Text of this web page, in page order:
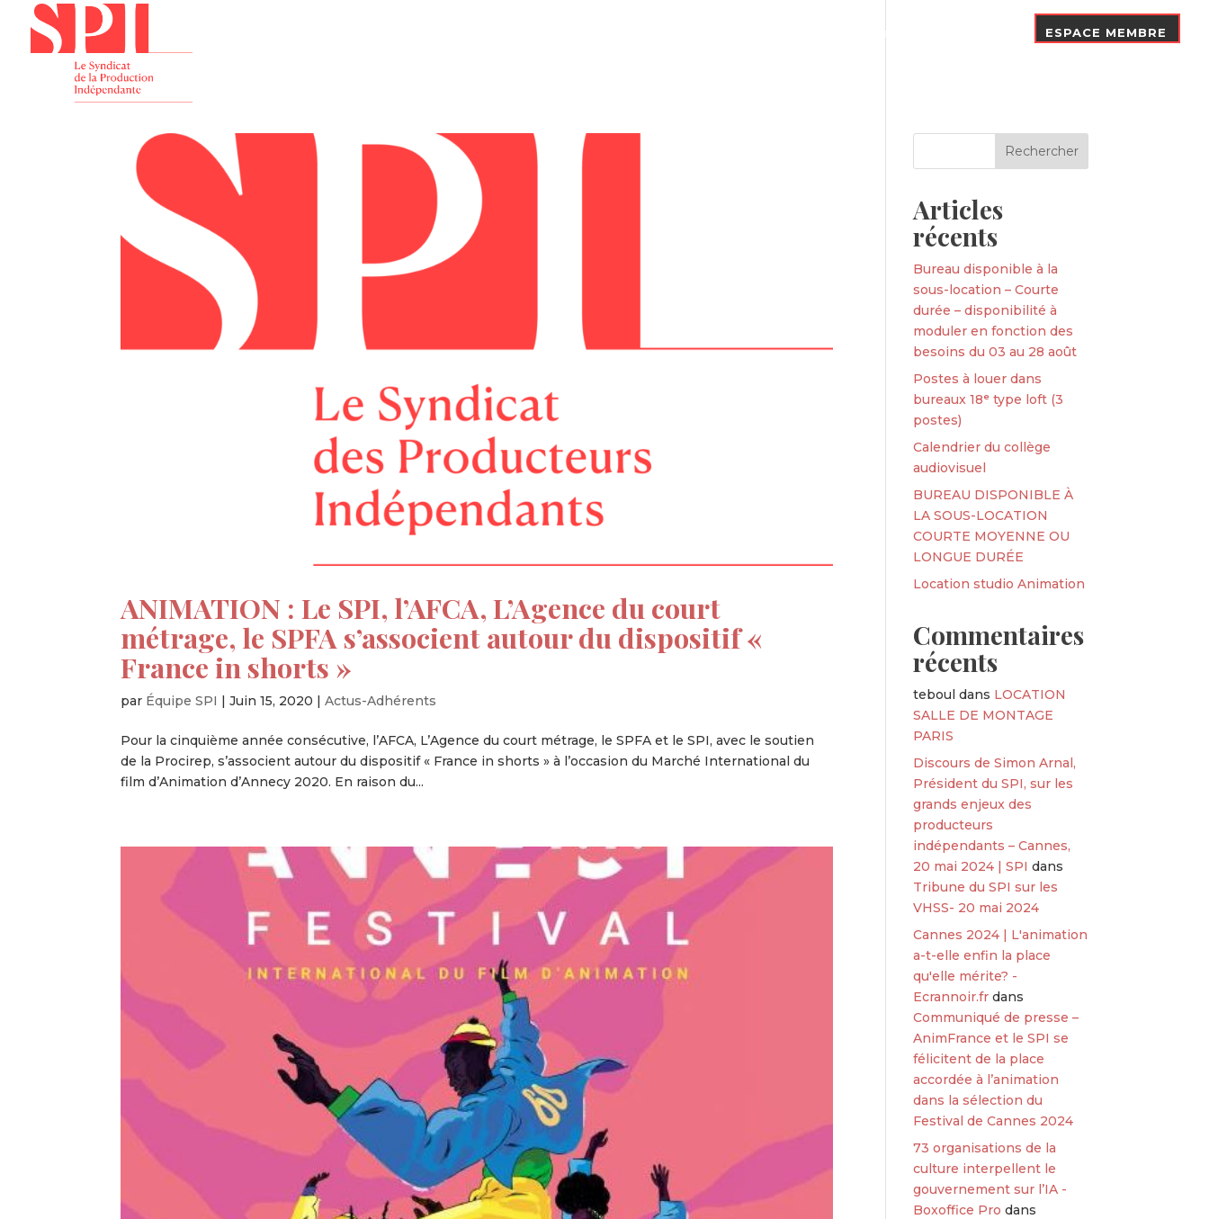
Nos Adhérents ESPACE MEMBRE
ANIMATION : Le SPI, l’AFCA, L’Agence du court
métrage, le SPFA s’associent autour du dispositif «
France in shorts »
par Équipe SPI |Juin 15, 2020 |Actus-Adhérents
Pour la cinquième année consécutive, l’AFCA, L’Agence du court métrage, le SPFA et le SPI, avec le soutien
de la Procirep, s’associent autour du dispositif « France in shorts » à l’occasion du Marché International du
film d’Animation d’Annecy 2020. En raison du...
Articles
récents
Bureau disponible à la
sous-location – Courte
durée – disponibilité à
moduler en fonction des
besoins du 03 au 28 août
Postes à louer dans
bureaux 18ᵉ type loft (3
postes)
Calendrier du collège
audiovisuel
BUREAU DISPONIBLE À
LA SOUS-LOCATION
COURTE MOYENNE OU
LONGUE DURÉE
Location studio Animation
Commentaires
récents
teboul dans LOCATION
SALLE DE MONTAGE
PARIS
Discours de Simon Arnal,
Président du SPI, sur les
grands enjeux des
producteurs
indépendants – Cannes,
20 mai 2024 | SPI dans
Tribune du SPI sur les
VHSS- 20 mai 2024
Cannes 2024 | L'animation
a-t-elle enfin la place
qu'elle mérite? -
Ecrannoir.fr dans
Communiqué de presse –
AnimFrance et le SPI se
félicitent de la place
accordée à l’animation
dans la sélection du
Festival de Cannes 2024
73 organisations de la
culture interpellent le
gouvernement sur l’IA -
Boxoffice Pro dans